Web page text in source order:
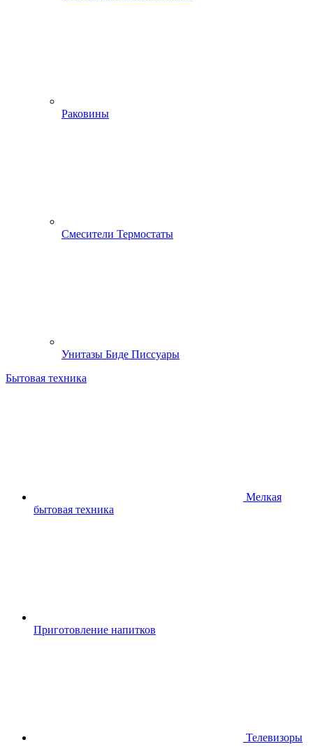
Раковины
Смесители Термостаты
Унитазы Биде Писсуары
Бытовая техника
Мелкая
бытовая техника
Приготовление напитков
Телевизоры